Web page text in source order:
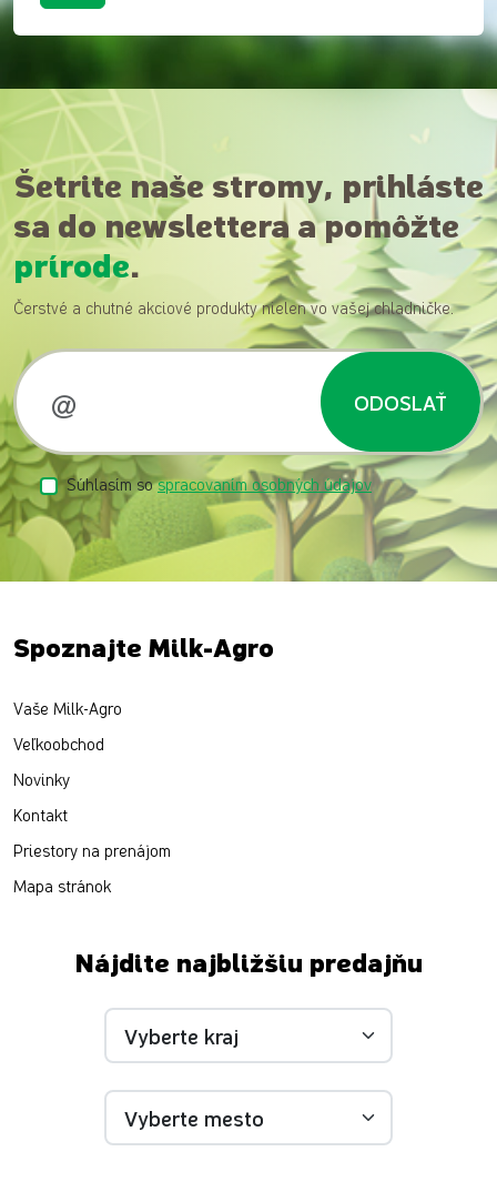
Šetrite naše stromy, prihláste
sa do newslettera a pomôžte
prírode.
Čerstvé a chutné akciové produkty nielen vo vašej chladničke.
ODOSLAŤ
Súhlasím sospracovaním osobných údajov
Spoznajte Milk-Agro
Vaše Milk-Agro
Veľkoobchod
Novinky
Kontakt
Priestory na prenájom
Mapa stránok
Nájdite najbližšiu predajňu